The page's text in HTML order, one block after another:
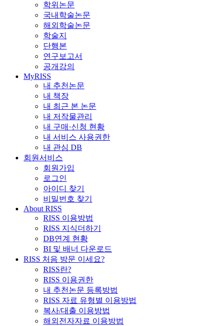
학위논문
국내학술논문
해외학술논문
학술지
단행본
연구보고서
공개강의
MyRISS
내 추천논문
내 책장
내 최근 본 논문
내 저작물관리
내 구매·신청 현황
내 서비스 사용권한
내 관심 DB
회원서비스
회원가입
로그인
아이디 찾기
비밀번호 찾기
About RISS
RISS 이용방법
RISS 지식더하기
DB연계 현황
BI 및 배너 다운로드
RISS 처음 방문 이세요?
RISS란?
RISS 이용권한
내 추천논문 등록방법
RISS 자료 유형별 이용방법
복사/대출 이용방법
해외전자자료 이용방법